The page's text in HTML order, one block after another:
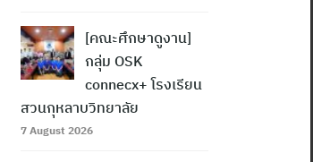
[คณะศึกษาดูงาน]
กลุ่ม OSK
connecx+ โรงเรียน
สวนกุหลาบวิทยาลัย
7 August 2026